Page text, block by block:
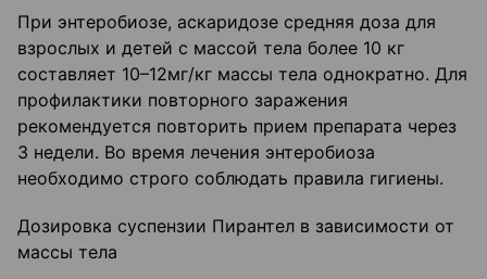
При энтеробиозе, аскаридозе средняя доза для
взрослых и детей с массой тела более 10 кг
составляет 10–12мг/кг массы тела однократно. Для
профилактики повторного заражения
рекомендуется повторить прием препарата через
3 недели. Во время лечения энтеробиоза
необходимо строго соблюдать правила гигиены.
Дозировка суспензии Пирантел в зависимости от
массы тела